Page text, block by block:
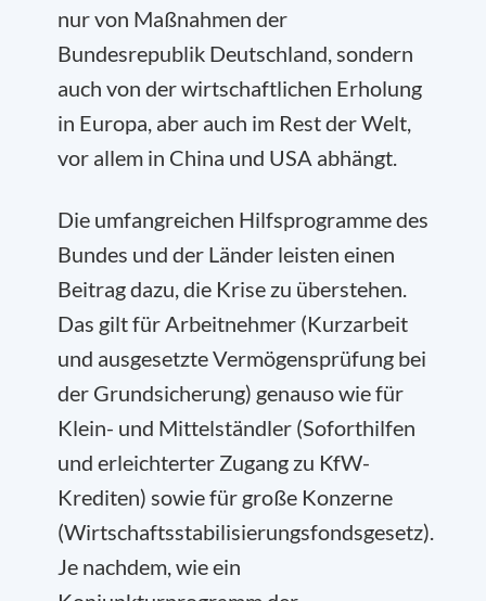
nur von Maßnahmen der
Bundesrepublik Deutschland, sondern
auch von der wirtschaftlichen Erholung
in Europa, aber auch im Rest der Welt,
vor allem in China und USA abhängt.
Die umfangreichen Hilfsprogramme des
Bundes und der Länder leisten einen
Beitrag dazu, die Krise zu überstehen.
Das gilt für Arbeitnehmer (Kurzarbeit
und ausgesetzte Vermögensprüfung bei
der Grundsicherung) genauso wie für
Klein- und Mittelständler (Soforthilfen
und erleichterter Zugang zu KfW-
Krediten) sowie für große Konzerne
(Wirtschaftsstabilisierungsfondsgesetz).
Je nachdem, wie ein